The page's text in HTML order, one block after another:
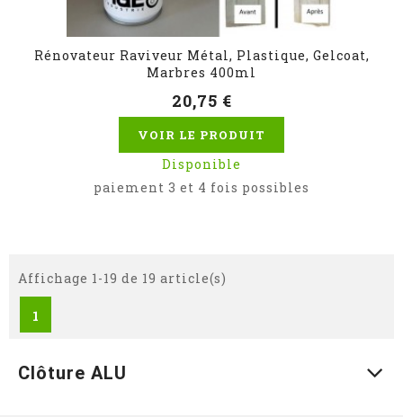
Rénovateur Raviveur Métal, Plastique, Gelcoat,
Marbres 400ml
20,75 €
VOIR LE PRODUIT
Disponible
paiement 3 et 4 fois possibles
Affichage 1-19 de 19 article(s)
1
Clôture ALU